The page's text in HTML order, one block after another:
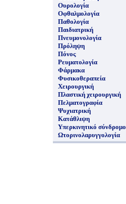
Ουρολογία
Οφθαλμολογία
Παθολογία
Παιδιατρική
Πνευμονολογία
Πρόληψη
Πόνος
Ρευματολογία
Φάρμακα
Φυσικοθεραπεία
Χειρουργική
Πλαστική χειρουργική
Πελματογραφία
Ψυχιατρική
Κατάθλιψη
Υπερκινητικό σύνδρομο
Ωτορινολαρυγγολογία